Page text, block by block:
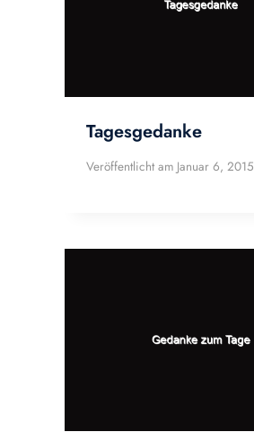
Tagesgedanke
Veröffentlicht am Januar 6, 2015